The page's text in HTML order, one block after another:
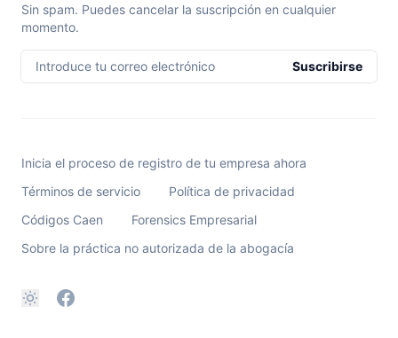
Sin spam. Puedes cancelar la suscripción en cualquier
momento.
Introduce tu correo electrónico Suscribirse
Inicia el proceso de registro de tu empresa ahora
Términos de servicio
Política de privacidad
Códigos Caen
Forensics Empresarial
Sobre la práctica no autorizada de la abogacía